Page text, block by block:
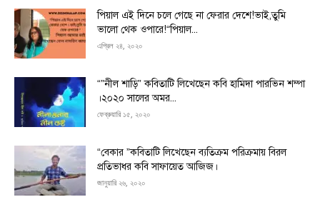
পিয়াল এই দিনে চলে গেছে না ফেরার দেশে!ভাই,তুমি
ভালো থেক ওপারে!“পিয়াল...
এপ্রিল ২৪, ২০২০
“”নীল শাড়ি” কবিতাটি লিখেছেন কবি হামিদা পারভিন শম্পা
।২০২০ সালের অমর...
ফেব্রুয়ারি ১৫, ২০২০
“বেকার ”কবিতাটি লিখেছেন ব্যতিক্রম পরিক্রমায় বিরল
প্রতিভাধর কবি সাফায়েত আজিজ।
জানুয়ারি ২৬, ২০২০